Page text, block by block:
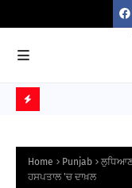
R
Home Punjab
ਹਸਪਤਾਲ 'ਚ ਦਾਖ਼ਲ